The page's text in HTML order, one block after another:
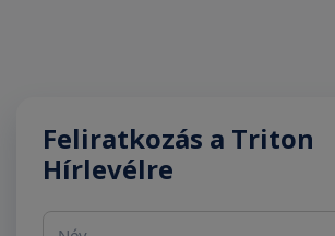
Feliratkozás a Triton
Hírlevélre